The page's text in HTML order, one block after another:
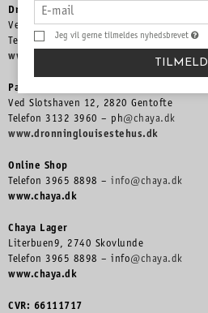
Dronning Louises Tehus
Ved Slotshaven 12, 2820 Gentofte
Telefon 3132 3960 –dl@chaya.dk
www.dronninglouisestehus.dk
Paradehuset
Ved Slotshaven 12, 2820 Gentofte
Telefon 3132 3960 – ph@chaya.dk
www.dronninglouisestehus.dk
Online Shop
Telefon 3965 8898 – info@chaya.dk
www.chaya.dk
Chaya Lager
Literbuen9, 2740 Skovlunde
Telefon 3965 8898 – info@chaya.dk
www.chaya.dk
CVR: 66111717
Jeg vil gerne tilmeldes nyhedsbrevet
TILMELD